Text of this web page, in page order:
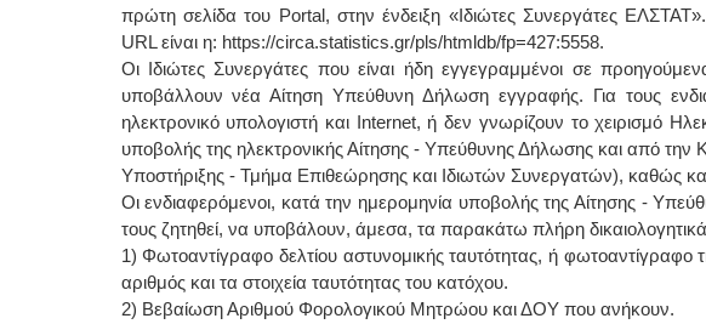
πρώτη σελίδα του Portal, στην ένδειξη «Ιδιώτες Συνεργάτες
URL είναι η: https://circa.statistics.gr/pls/htmldb/fp=427:5558.
Οι Ιδιώτες Συνεργάτες που είναι ήδη εγγεγραμμένοι σε
υποβάλλουν νέα Αίτηση Υπεύθυνη Δήλωση εγγραφής. Για τους
ηλεκτρονικό υπολογιστή και Internet, ή δεν γνωρίζουν το χειρισμό
υποβολής της ηλεκτρονικής Αίτησης - Υπεύθυνης Δήλωσης και από την
Υποστήριξης - Τμήμα Επιθεώρησης και Ιδιωτών Συνεργατών), καθώς
Οι ενδιαφερόμενοι, κατά την ημερομηνία υποβολής της Αίτησης -
τους ζητηθεί, να υποβάλουν, άμεσα, τα παρακάτω πλήρη
1) Φωτοαντίγραφο δελτίου αστυνομικής ταυτότητας, ή φωτοαντίγραφο
αριθμός και τα στοιχεία ταυτότητας του κατόχου.
2) Βεβαίωση Αριθμού Φορολογικού Μητρώου και ΔΟΥ που ανήκουν.